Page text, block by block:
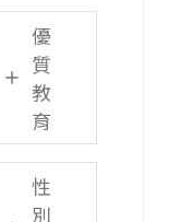
優
質
教
育
性
別